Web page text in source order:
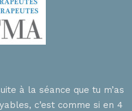
à la séance que tu m’as
c’est comme si en 4